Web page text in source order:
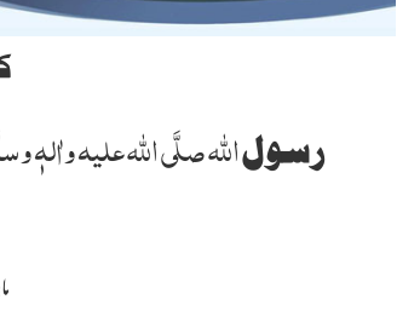
رسولاللہصلَّی اللہ علیہ واٰلہٖ